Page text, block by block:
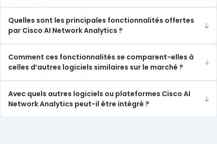
Quelles sont les principales fonctionnalités offertes
par Cisco AI Network Analytics ?
Comment ces fonctionnalités se comparent-elles à
celles d’autres logiciels similaires sur le marché ?
Avec quels autres logiciels ou plateformes Cisco AI
Network Analytics peut-il être intégré ?